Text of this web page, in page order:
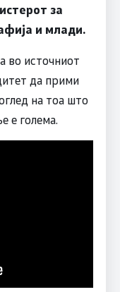
за
и млади.
во источниот
да прими
на тоа што
е голема.